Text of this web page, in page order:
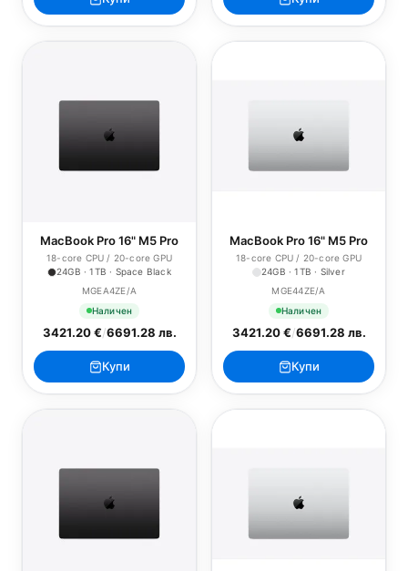
MacBook Pro 16" M5 Pro
18-core CPU / 20-core GPU
24GB · 1TB · Space Black
MGEA4ZE/A
Наличен
3421.20 €/6691.28 лв.
Купи
MacBook Pro 16" M5 Pro
18-core CPU / 20-core GPU
24GB · 1TB · Silver
MGE44ZE/A
Наличен
3421.20 €/6691.28 лв.
Купи